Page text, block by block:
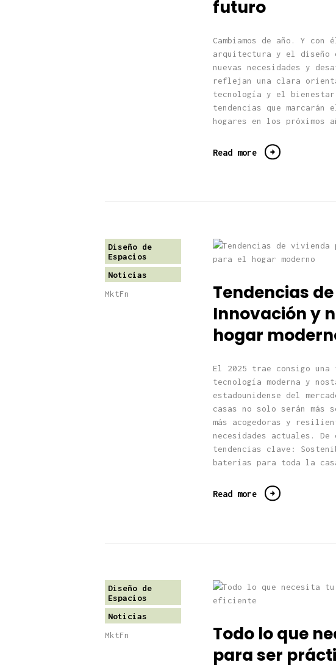
futuro
Cambiamos de año. Y
arquitectura y el diseño
nuevas necesidades y
reflejan una clara
tecnología y el
tendencias que
hogares en los próximos
Read more
Diseño de
Espacios
Noticias
MktFn
Tendencias
Innovación y
hogar
El 2025 trae consigo una
tecnología moderna y
estadounidense del
casas no solo serán más
más acogedoras y
necesidades actuales.
tendencias clave:
baterías para toda la
Read more
Diseño de
Espacios
Noticias
MktFn
Todo lo que
para ser